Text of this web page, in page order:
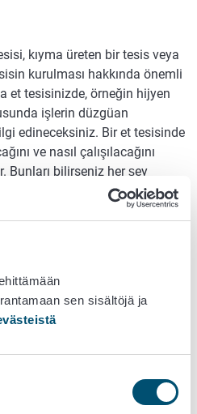
sen sisältöjä ja
kıyma üreten bir tesis veya
kurulması hakkında önemli
et tesisinizde, örneğin hijyen
işlerin düzgüan
edineceksiniz. Bir et tesisinde
ve nasıl çalışılacağını
Bunları bilirseniz her şey
hem de gıda müfettişi
bir özetidir.
tesislerin uygunluğuna